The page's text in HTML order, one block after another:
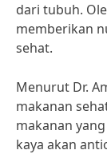
dari tubuh.
memberikan
sehat.
Menurut Dr.
makanan
makanan
kaya akan